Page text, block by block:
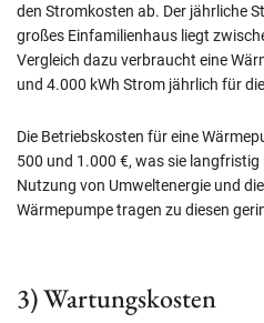
den Stromkosten ab. Der jährliche
großes Einfamilienhaus liegt
Vergleich dazu verbraucht eine
und 4.000 kWh Strom jährlich für
Die Betriebskosten für eine
500 und 1.000 €, was sie
Nutzung von Umweltenergie und
Wärmepumpe tragen zu diesen
3) Wartungskosten